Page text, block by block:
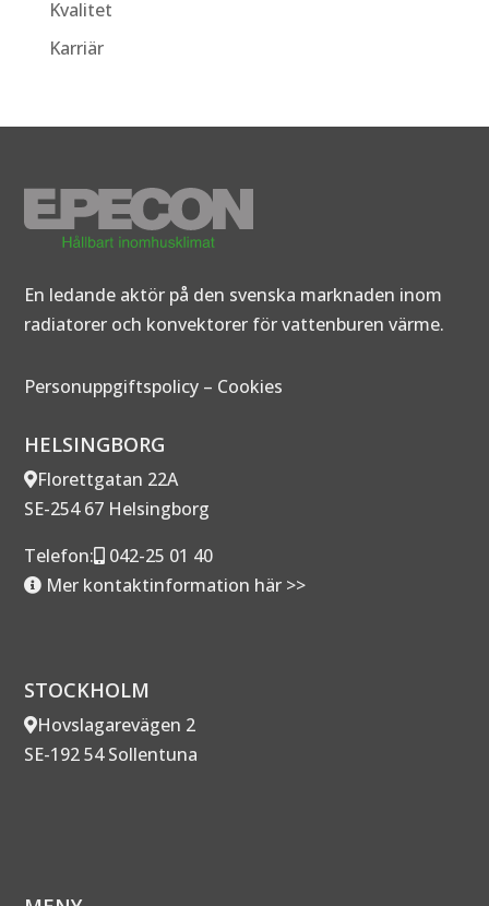
Kvalitet
Karriär
En ledande aktör på den svenska marknaden inom
radiatorer och konvektorer för vattenburen värme.
Personuppgiftspolicy – Cookies
HELSINGBORG
Florettgatan 22A
SE-254 67 Helsingborg
Telefon:
042-25 01 40
Mer kontaktinformation här >>
STOCKHOLM
Hovslagarevägen 2
SE-192 54 Sollentuna